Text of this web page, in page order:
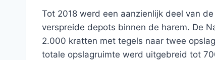
Tot 2018 werd een aanzienlijk deel van
verspreide depots binnen de harem. De
2.000 kratten met tegels naar twee
totale opslagruimte werd uitgebreid tot